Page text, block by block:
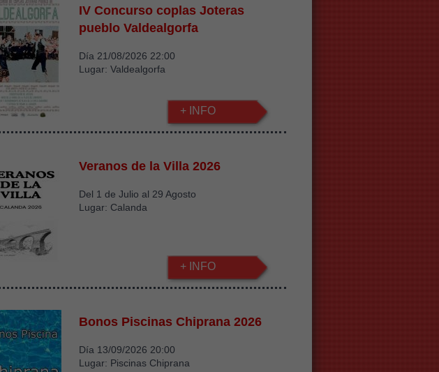
IV Concurso coplas Joteras
pueblo Valdealgorfa
Día 21/08/2026 22:00
Lugar: Valdealgorfa
+ INFO
Veranos de la Villa 2026
Del 1 de Julio al 29 Agosto
Lugar: Calanda
+ INFO
Bonos Piscinas Chiprana 2026
Día 13/09/2026 20:00
Lugar: Piscinas Chiprana